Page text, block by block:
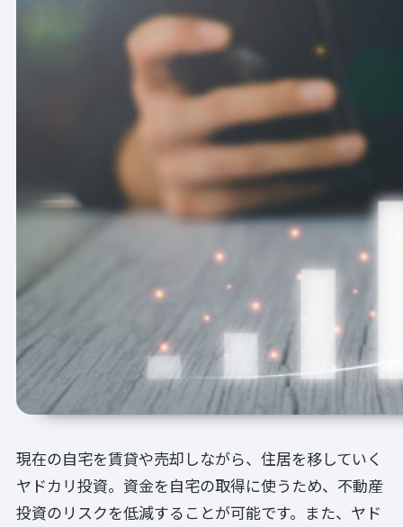
現在の自宅を賃貸や売却しながら、住居を移していく
ヤドカリ投資。資金を自宅の取得に使うため、不動産
投資のリスクを低減することが可能です。また、ヤド